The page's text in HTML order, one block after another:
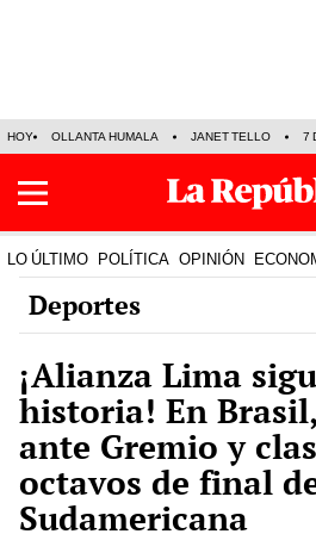
HOY OLLANTA HUMALA JANET TELLO 7
LO ÚLTIMO POLÍTICA OPINIÓN
Deportes
¡Alianza Lima
historia! En
ante Gremio y
octavos de final
Sudamericana